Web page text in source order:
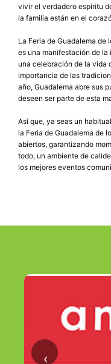
vivir el verdadero espíritu
la familia están en el
La Feria de Guadalema de
es una manifestación de
una celebración de la vida
importancia de las
año, Guadalema abre sus
deseen ser parte de esta
Así que, ya seas un
la Feria de Guadalema de
abiertos, garantizando
todo, un ambiente de
los mejores eventos
‹